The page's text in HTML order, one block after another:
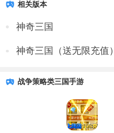
相关版本
神奇三国
神奇三国（送无限充值）
战争策略类三国手游